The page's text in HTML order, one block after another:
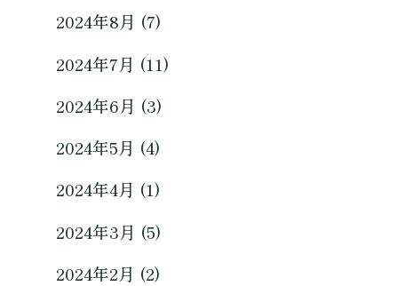
2024年8月 (7)
2024年7月 (11)
2024年6月 (3)
2024年5月 (4)
2024年4月 (1)
2024年3月 (5)
2024年2月 (2)